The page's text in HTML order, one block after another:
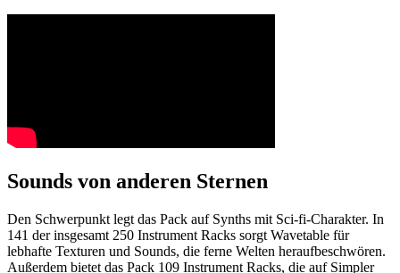
Sounds von anderen Sternen
Den Schwerpunkt legt das Pack auf Synths mit Sci-fi-Charakter. In
141 der insgesamt 250 Instrument Racks sorgt Wavetable für
lebhafte Texturen und Sounds, die ferne Welten heraufbeschwören.
Außerdem bietet das Pack 109 Instrument Racks, die auf Simpler